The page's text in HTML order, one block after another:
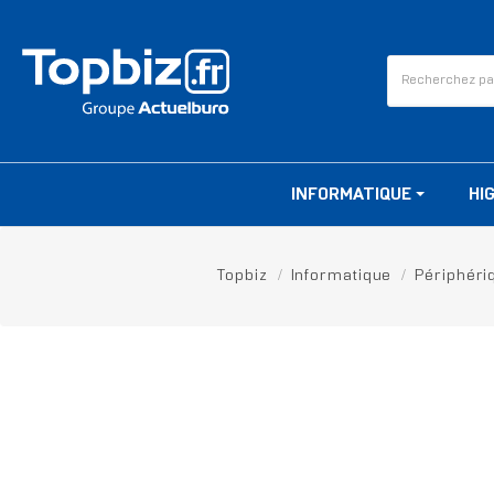
INFORMATIQUE
Topbiz Informatique